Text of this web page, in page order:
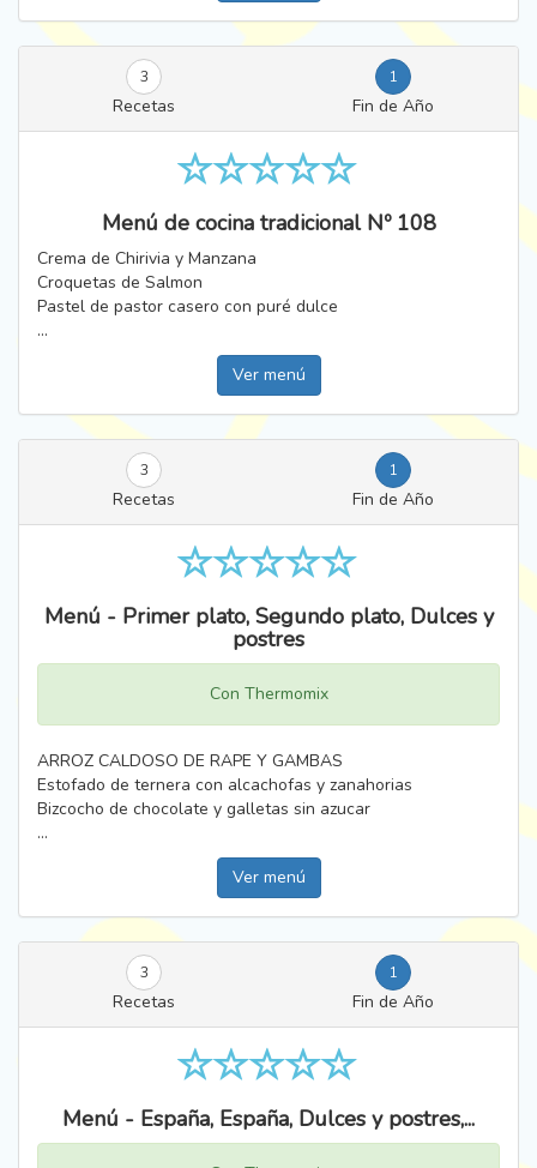
3 1
Recetas Fin de Año
Menú de cocina tradicional Nº 108
Crema de Chirivia y Manzana
Croquetas de Salmon
Pastel de pastor casero con puré dulce
...
Ver menú
3 1
Recetas Fin de Año
Menú - Primer plato, Segundo plato, Dulces y
postres
Con Thermomix
ARROZ CALDOSO DE RAPE Y GAMBAS
Estofado de ternera con alcachofas y zanahorias
Bizcocho de chocolate y galletas sin azucar
...
Ver menú
3 1
Recetas Fin de Año
Menú - España, España, Dulces y postres,...